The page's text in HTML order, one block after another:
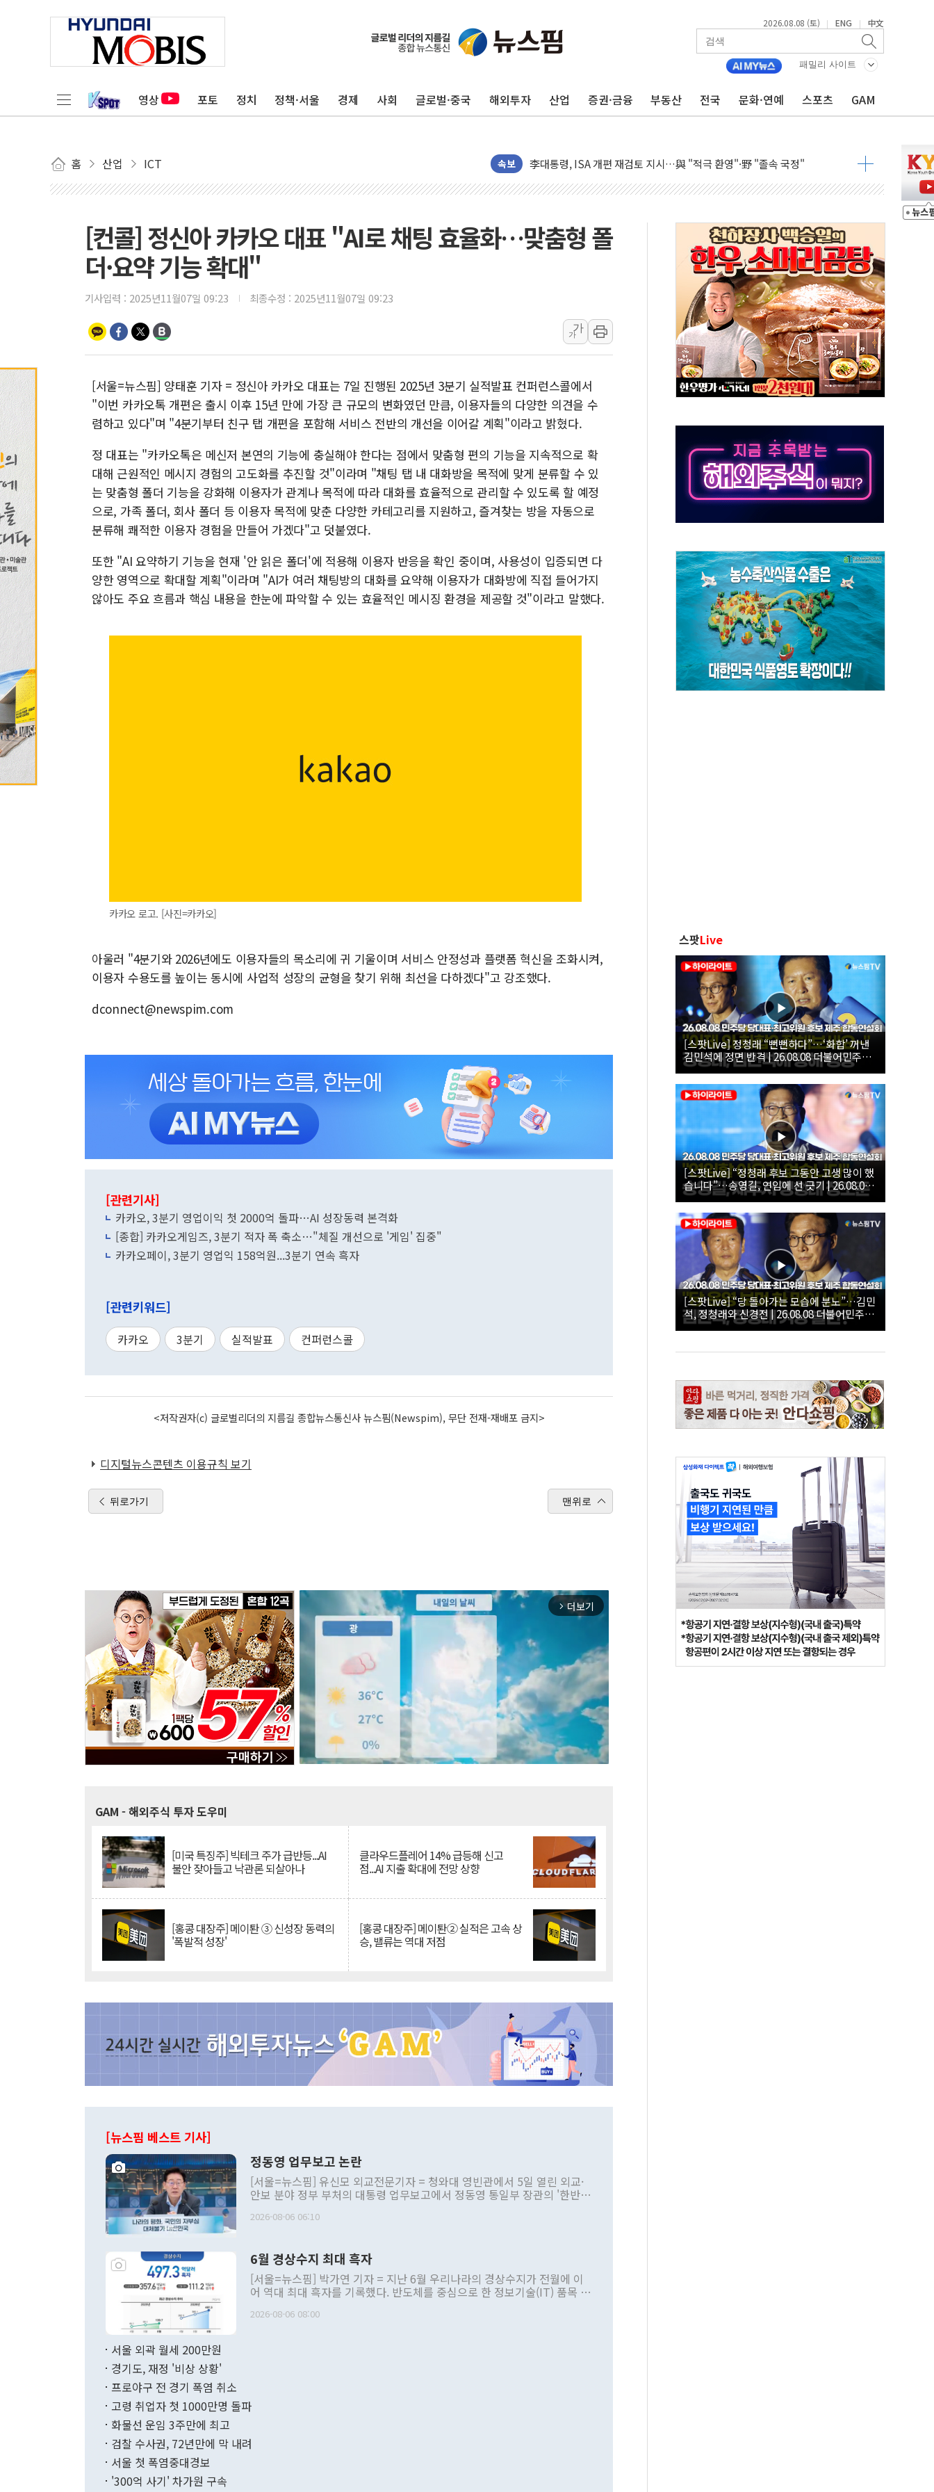
2026.08.08 (토) | ENG | 中文
패밀리 사이트
영상 포토 정치 정책·서울 경제 사회 글로벌·중국 해외투자 산업 증권·금융 부동산 전국 문화·연예 스포츠 GAM
홈 산업 ICT 속보
인천 선재도 갯벌서 해루질 중 실종 60대 나흘만에 숨진 채 발견
인천서 말다툼 중 어머니 흉기 살해 10대 아들 체포
李대통령, ISA 개편 재검토 지시…與 "적극 환영"·野 "졸속 국정"
동해중부 전 해상 풍랑주의보…10일까지 최대 3.5m 높은 물결
中 전방위 아파트 부양, 수도 베이징도 부동산 규제 철폐
인제 용대리 계곡서 수위 상승으로 피서객 7명 고립…전원 구조
동해시, 11~14일 '별똥별 멍' 운영…페르세우스 유성우 관측
강원 중·남부 동해안 시간당 50mm 이상 폭우…호우경보 발효
청양 밭에서 일하던 90대 숨져…온열질환 여부 조사
폭염에 車 운전면허 기능시험 오전 집중 편성…체감온도 38도 넘으면 중단
李대통령, 'ISA·주가누르기 방지법' 전면 재검토 지시
'호우 특보' 경북 울진 시간당 20~30mm 강한 비...가뭄 해소될 듯
주말 무더위·열대야 지속…내륙 곳곳 소나기
오세훈 "용산공원 주택 검토, 민주당 스스로 원칙 뒤집는 것"
충북 주말 무더위 지속…청주·진천 35도, 곳곳 소나기
10월 보완수사권 폐지·공소청 출범…피해자들 '범죄 사각지대' 우려
한상협, 업계 개인정보 보안 새판 짠다…'자율규제단체' 타진
[컨콜] 정신아 카카오 대표 "AI로 채팅 효율화…맞춤형 폴
더·요약 기능 확대"
기사입력 : 2025년11월07일 09:23 최종수정 : 2025년11월07일 09:23
가
가
[서울=뉴스핌] 양태훈 기자 = 정신아 카카오 대표는 7일 진행된 2025년 3분기 실적발표 컨퍼런스콜에서
"이번 카카오톡 개편은 출시 이후 15년 만에 가장 큰 규모의 변화였던 만큼, 이용자들의 다양한 의견을 수
렴하고 있다"며 "4분기부터 친구 탭 개편을 포함해 서비스 전반의 개선을 이어갈 계획"이라고 밝혔다.
정 대표는 "카카오톡은 메신저 본연의 기능에 충실해야 한다는 점에서 맞춤형 편의 기능을 지속적으로 확
대해 근원적인 메시지 경험의 고도화를 추진할 것"이라며 "채팅 탭 내 대화방을 목적에 맞게 분류할 수 있
는 맞춤형 폴더 기능을 강화해 이용자가 관계나 목적에 따라 대화를 효율적으로 관리할 수 있도록 할 예정
으로, 가족 폴더, 회사 폴더 등 이용자 목적에 맞춘 다양한 카테고리를 지원하고, 즐겨찾는 방을 자동으로
분류해 쾌적한 이용자 경험을 만들어 가겠다"고 덧붙였다.
또한 "AI 요약하기 기능을 현재 '안 읽은 폴더'에 적용해 이용자 반응을 확인 중이며, 사용성이 입증되면 다
양한 영역으로 확대할 계획"이라며 "AI가 여러 채팅방의 대화를 요약해 이용자가 대화방에 직접 들어가지
않아도 주요 흐름과 핵심 내용을 한눈에 파악할 수 있는 효율적인 메시징 환경을 제공할 것"이라고 말했다.
카카오 로고. [사진=카카오]
아울러 "4분기와 2026년에도 이용자들의 목소리에 귀 기울이며 서비스 안정성과 플랫폼 혁신을 조화시켜,
이용자 수용도를 높이는 동시에 사업적 성장의 균형을 찾기 위해 최선을 다하겠다"고 강조했다.
dconnect@newspim.com
[관련기사]
카카오, 3분기 영업이익 첫 2000억 돌파…AI 성장동력 본격화
[종합] 카카오게임즈, 3분기 적자 폭 축소…"체질 개선으로 '게임' 집중"
카카오페이, 3분기 영업익 158억원...3분기 연속 흑자
[관련키워드]
카카오 3분기 실적발표 컨퍼런스콜
<저작권자(c) 글로벌리더의 지름길 종합뉴스통신사 뉴스핌(Newspim), 무단 전재-재배포 금지>
디지털뉴스콘텐츠 이용규칙 보기
뒤로가기 맨위로
arrow_forward_ios 더보기
GAM - 해외주식 투자 도우미
[미국 특징주] 빅테크 주가 급반등...AI
불안 잦아들고 낙관론 되살아나
클라우드플레어 14% 급등해 신고
점...AI 지출 확대에 전망 상향
[홍콩 대장주] 메이퇀 ③ 신성장 동력의
'폭발적 성장'
[홍콩 대장주] 메이퇀② 실적은 고속 상
승, 밸류는 역대 저점
[뉴스핌 베스트 기사]
정동영 업무보고 논란
[서울=뉴스핌] 유신모 외교전문기자 = 청와대 영빈관에서 5일 열린 외교·
안보 분야 정부 부처의 대통령 업무보고에서 정동영 통일부 장관의 '한반도
발언 중에는 정부 내 조율을 거치지 않은 사안을 정책으로 추진하겠다고 공
주의적 희망에 근거한 비현실적 구상'이라는 비판을 내놨다. 그동안 정 장
관의 대북 정책 관련 발언이 물의를 빚은 적은 여러 번 있지만 대통령과 유
관 부처 장관이 공개적으로 부정적 입장을 표명한 것은 이례적이다. 정 장
관의 무리한 대북 접근법과 월권을 제어해야 한다는 목소리도 높아지고 있
다. [정동영 통일부 장관이 지난달 23일 오후 서울 종로구 정부서울청사에
무너졌다고도 했다. 또 "현 시점에서 흘러간 선(先)비핵화만 되뇌는 것은
함께 4자 대화의 동력을 확보하기 위해 최선을 다할 것"이라고 말했다. 하
2026-08-06 06:10
6월 경상수지 최대 흑자
[서울=뉴스핌] 박가연 기자 = 지난 6월 우리나라의 경상수지가 전월에 이
어 역대 최대 흑자를 기록했다. 반도체를 중심으로 한 정보기술(IT) 품목 수
료=한국은행] 한국은행이 6일 발표한 '2026년 6월 국제수지(잠정)'에 따르
며 월간 기준 처음으로 1000억달러를 넘어섰다. 상품수입은 644억8000만
196.9% 급증했고 컴퓨터·주변기기(SSD)는 282.7% 증가했다. IT 품목
수출은 160.4% 늘었으며 비IT 품목도 ▲석유제품(47.5%) ▲화공품
2026-08-06 08:00
서울 외곽 월세 200만원
경기도, 재정 '비상 상황'
프로야구 전 경기 폭염 취소
고령 취업자 첫 1000만명 돌파
화물선 운임 3주만에 최고
검찰 수사권, 72년만에 막 내려
서울 첫 폭염중대경보
'300억 사기' 차가원 구속
스팟Live
[스팟Live] 정청래 “뻔뻔하다”…‘화합’ 꺼낸
김민석에 정면 반격 | 26.08.08 더불어민주당
당대표·최고위원 후보 제주 합동연설회
[스팟Live] “정청래 후보 그동안 고생 많이 했
습니다”…송영길, 연임에 선 긋기 | 26.08.08
더불어민주당 당대표·최고위원 후보 제주 합
동연설회
[스팟Live] “당 돌아가는 모습에 분노”…김민
석, 정청래와 신경전 | 26.08.08 더불어민주당
당대표·최고위원 후보 제주 합동연설회